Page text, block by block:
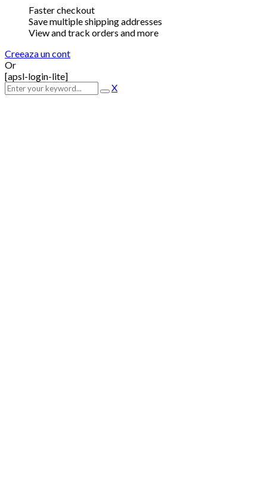
Faster checkout
Save multiple shipping addresses
View and track orders and more
Creeaza un cont
Or
[apsl-login-lite]
X